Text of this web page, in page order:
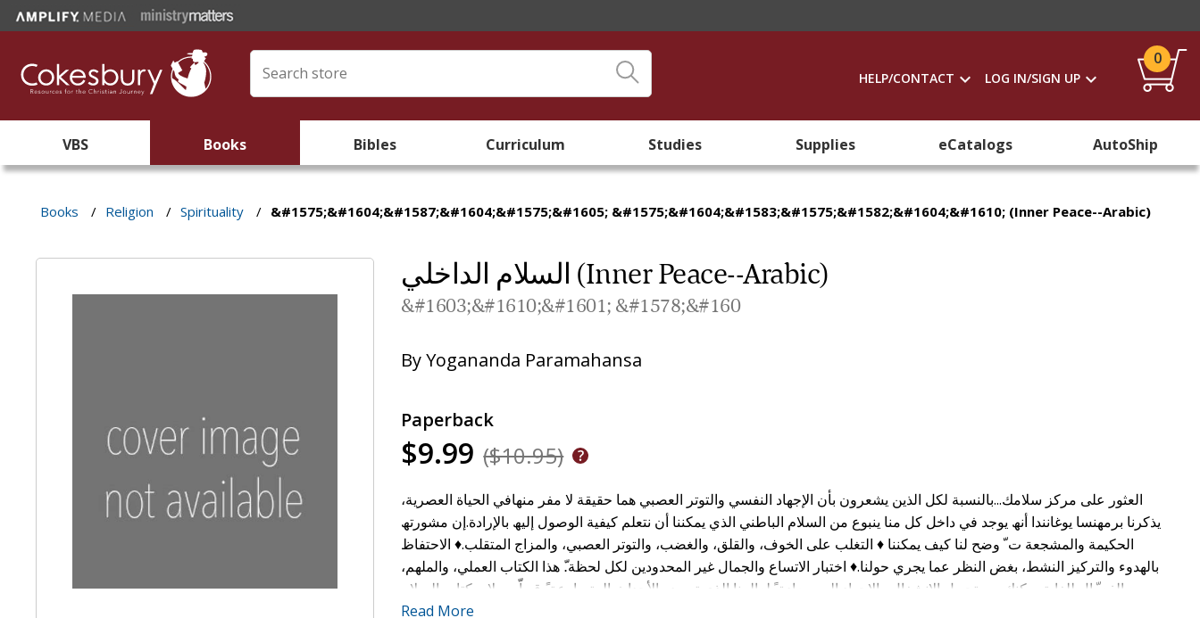
HELP/CONTACT LOG IN/SIGN UP
0
VBS Books Bibles Curriculum Studies Supplies eCatalogs AutoShip
Books / Religion / Spirituality / &#1575;&#1604;&#1587;&#1604;&#1575;&#1605; &#1575;&#1604;&#1583;&#1575;&#1582;&#1604;&#1610; (Inner Peace--Arabic)
السلام الداخلي (Inner Peace--Arabic)
&#1603;&#1610;&#1601; &#1578;&#160
ByYogananda Paramahansa
Paperback
$9.99 ($10.95)
العثور على مركز سلامك...بالنسبة لكل الذین یشعرون بأن الإجھاد النفسي والتوتر العصبي ھما حقیقة لا مفر منھافي الحیاة العصریة،
یذكرنا برمھنسا یوغانندا أنھ یوجد في داخل كل منا ینبوع من السلام الباطني الذي یمكننا أن نتعلم كیفیة الوصول إلیھ بالإرادة.إن مشورتھ
الحكیمة والمشجعة ت ّ وضح لنا كیف یمكننا ♦ التغلب على الخوف، والقلق، والغضب، والتوتر العصبي، والمزاج المتقلب.♦ الاحتفاظ
بالھدوء والتركیز النشط، بغض النظر عما یجري حولنا.♦ اختبار الاتساع والجمال غیر المحدودین لكل لحظة.ّ ھذا الكتاب العملي، والملھم،
والفع ّ ال للغایة یمكنك من تحویل الانشغال والإجھاد إلى سعادة ً لعالمنا الذي تسوده الأحداث المتسارعة.ً قویاّ وسلام. كتاب السلام
Read More